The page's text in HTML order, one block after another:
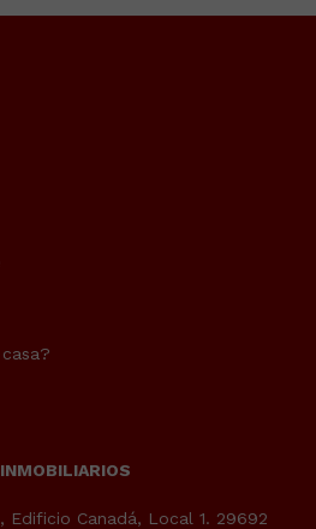
Edificio Canadá, Local 1. 29692